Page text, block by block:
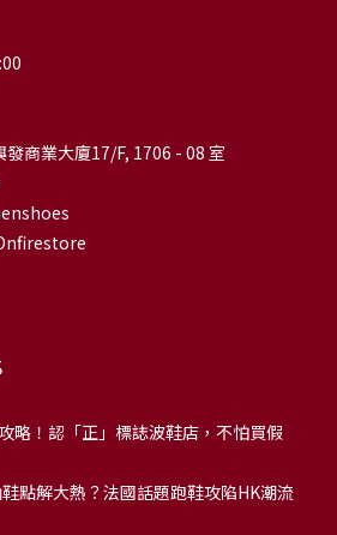
商業大廈17/F, 1706 - 08 室
略！認「正」標誌波鞋店，不怕買假
點解大熱？法國話題跑鞋攻陷HK潮流